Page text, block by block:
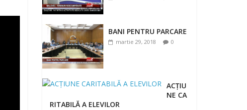
BANI PENTRU PARCARE
martie 29, 2018 0
ACȚIU
NE CA
RITABILĂ A ELEVILOR